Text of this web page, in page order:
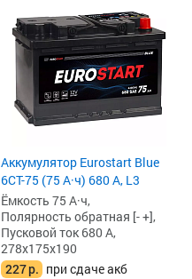
Аккумулятор Eurostart Blue
6CT-75 (75 А·ч) 680 А, L3
Ёмкость 75 А·ч,
Полярность обратная [- +],
Пусковой ток 680 А,
278x175x190
227р. при сдаче акб